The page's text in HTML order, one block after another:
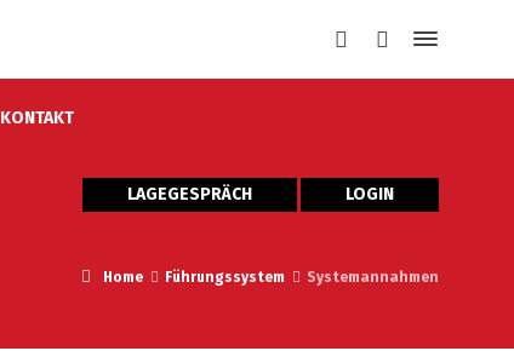
KONTAKT
LAGEGESPRÄCH LOGIN
Home Führungssystem Systemannahmen